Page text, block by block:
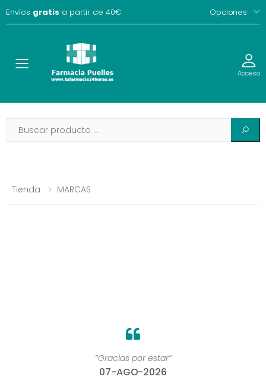
Envíos gratis a partir de 40€ Opciones
Toggle Acceso
Tienda MARCAS
“Gracias por estar”
07-AGO-2026